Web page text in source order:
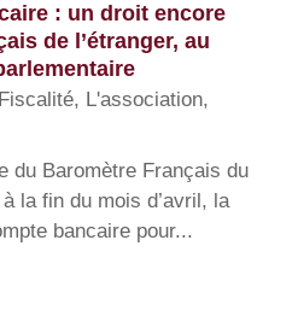
: un droit encore
de l’étranger, au
Fiscalité, L'association,
du Baromètre Français du
la fin du mois d’avril, la
bancaire pour...